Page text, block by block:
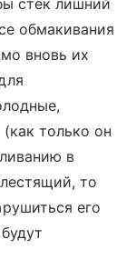
обмакивания
вновь их
только он
в
то
его